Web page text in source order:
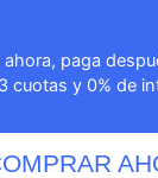
paga
cuotas y 0% de